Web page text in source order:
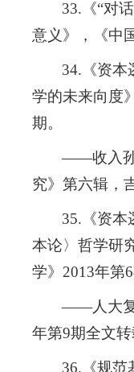
33.《“对
意义》，《中
34.《资本
学的未来向度
期。
——收入孙
究》第六辑，
35.《资
本论〉哲学研
学》2013年第6
——人大复
年第9期全文转
36.《规范